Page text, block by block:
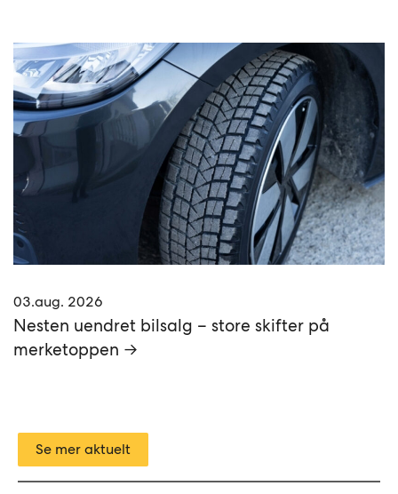
03.aug. 2026
Nesten uendret bilsalg – store skifter på
merketoppen →
Se mer aktuelt